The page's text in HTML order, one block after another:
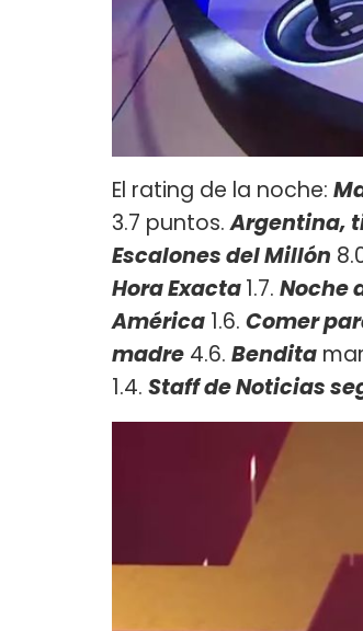
El rating de la noche:
3.7 puntos.Argentina,
Escalones del Millón
Hora Exacta1.7. Noche
América 1.6. Comer
madre 4.6. Bendita
1.4. Staff de Noticias